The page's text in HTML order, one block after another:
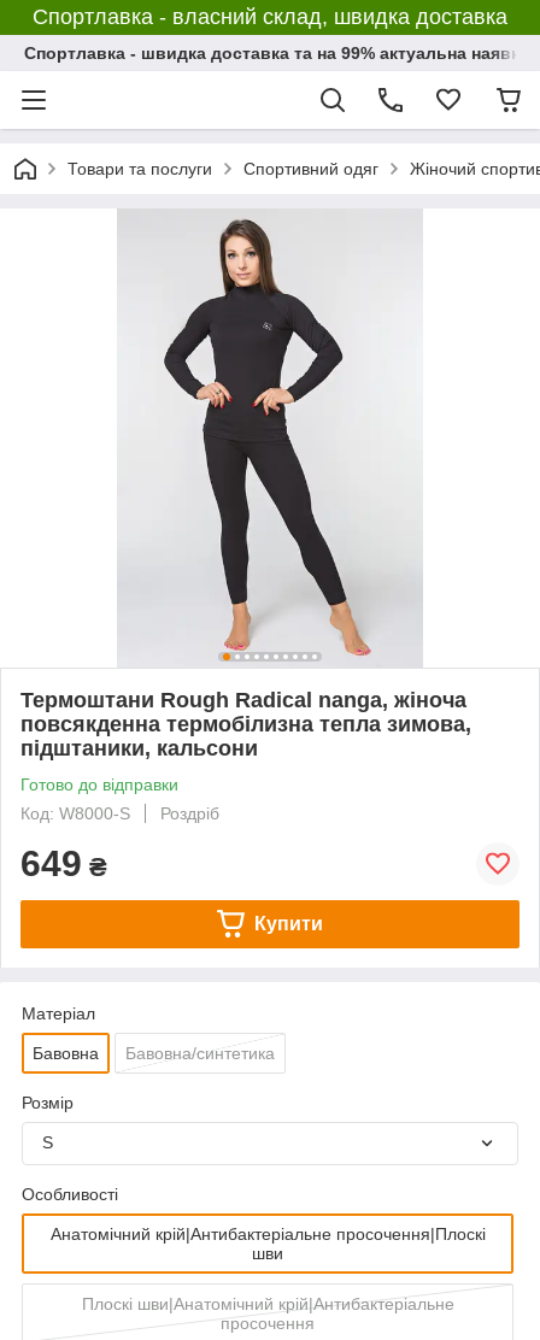
Спортлавка - власний склад, швидка доставка
Спортлавка - швидка доставка та на 99% актуальна
Товари та послуги Спортивний одяг Жіночий
Термоштани Rough Radical nanga, жіноча
повсякденна термобілизна тепла зимова,
підштаники, кальсони
Готово до відправки
Код: W8000-S
Роздріб
649 ₴
Купити
Матеріал
Бавовна Бавовна/синтетика
Розмір
S
Особливості
Анатомічний крій|Антибактеріальне просочення|Плоскі
шви
Плоскі шви|Анатомічний крій|Антибактеріальне
просочення